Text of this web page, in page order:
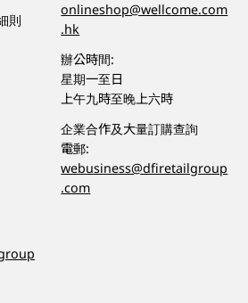
則
onlineshop@wellcome.com
.hk
辦公時間:
星期一至日
上午九時至晚上六時
企業合作及大量訂購查詢
電郵:
webusiness@dfiretailgroup
.com